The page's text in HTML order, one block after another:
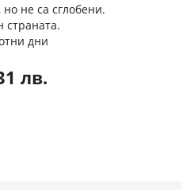
не са сглобени.
страната.
дни
лв.